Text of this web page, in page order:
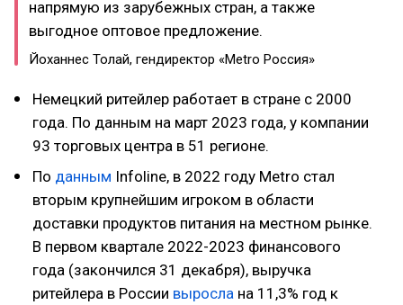
напрямую из зарубежных стран, а также
выгодное оптовое предложение.
Йоханнес Толай, гендиректор «Metro Россия»
Немецкий ритейлер работает в стране с 2000
года. По данным на март 2023 года, у компании
93 торговых центра в 51 регионе.
По данным Infoline, в 2022 году Metro стал
вторым крупнейшим игроком в области
доставки продуктов питания на местном рынке.
В первом квартале 2022-2023 финансового
года (закончился 31 декабря), выручка
ритейлера в России выросла на 11,3% год к